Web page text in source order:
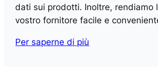
dati sui prodotti. Inoltre, rendiamo
vostro fornitore facile e
Per saperne di più